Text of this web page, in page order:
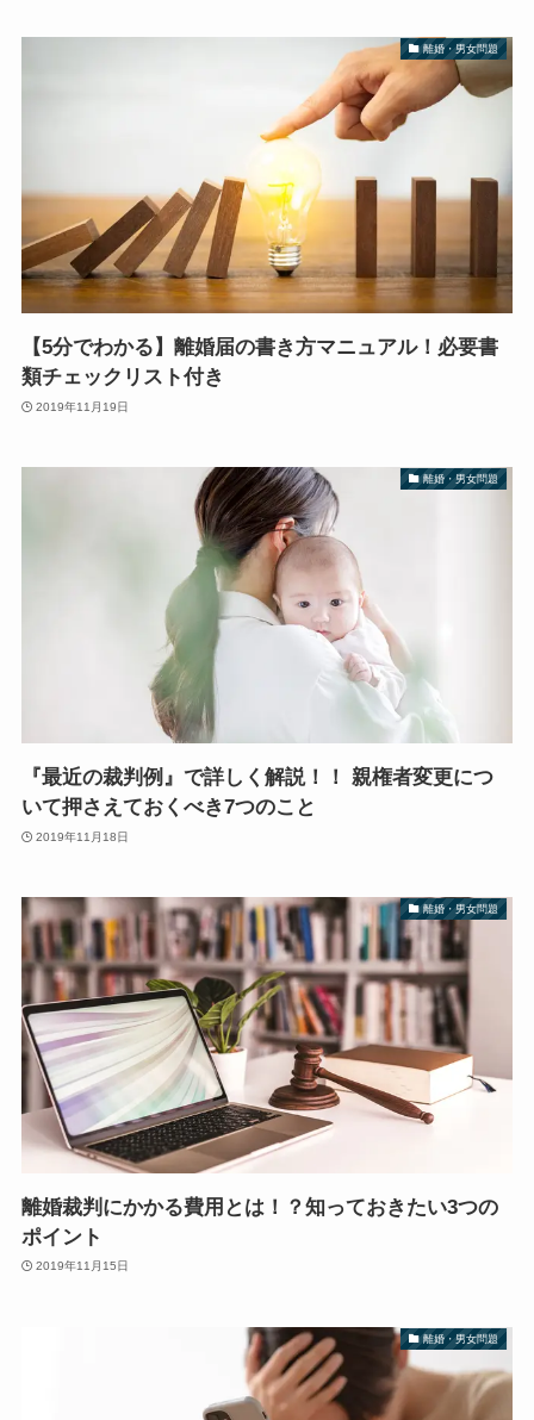
離婚・男女問題
【5分でわかる】離婚届の書き方マニュアル！必要書
類チェックリスト付き
2019年11月19日
離婚・男女問題
『最近の裁判例』で詳しく解説！！ 親権者変更につ
いて押さえておくべき7つのこと
2019年11月18日
離婚・男女問題
離婚裁判にかかる費用とは！？知っておきたい3つの
ポイント
2019年11月15日
離婚・男女問題